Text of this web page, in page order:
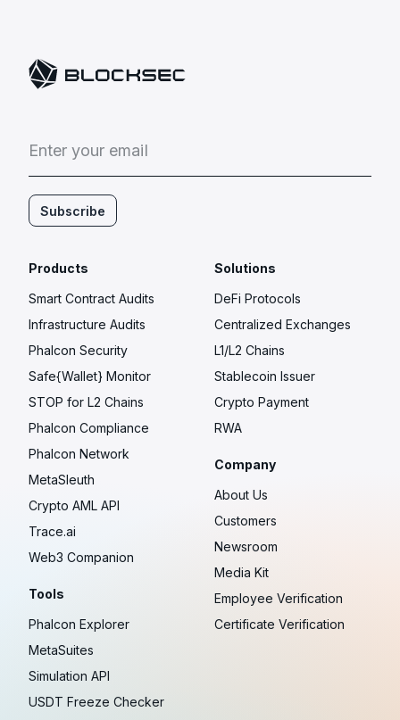
Enter your email
Subscribe
Products
Smart Contract Audits
Infrastructure Audits
Phalcon Security
Safe{Wallet} Monitor
STOP for L2 Chains
Phalcon Compliance
Phalcon Network
MetaSleuth
Crypto AML API
Trace.ai
Web3 Companion
Tools
Phalcon Explorer
MetaSuites
Simulation API
USDT Freeze Checker
Solutions
DeFi Protocols
Centralized Exchanges
L1/L2 Chains
Stablecoin Issuer
Crypto Payment
RWA
Company
About Us
Customers
Newsroom
Media Kit
Employee Verification
Certificate Verification